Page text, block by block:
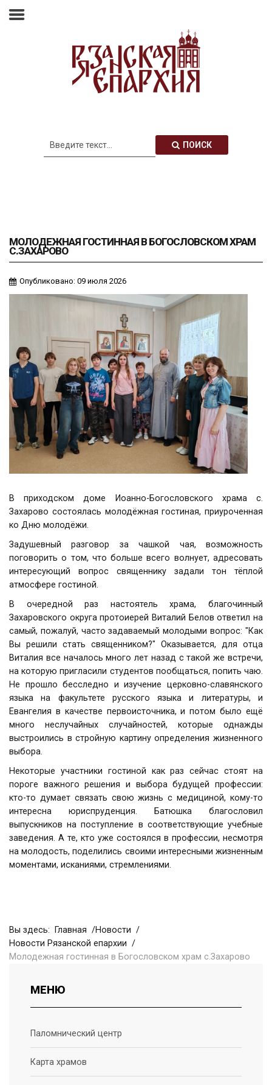
Митрополия ПОИСК
МОЛОДЕЖНАЯ ГОСТИННАЯ В БОГОСЛОВСКОМ ХРАМ
С.ЗАХАРОВО
Опубликовано: 09 июля 2026
В приходском доме Иоанно-Богословского храма с.
Захарово состоялась молодёжная гостиная, приуроченная
ко Дню молодёжи.
Задушевный разговор за чашкой чая, возможность
поговорить о том, что больше всего волнует, адресовать
интересующий вопрос священнику задали тон тёплой
атмосфере гостиной.
В очередной раз настоятель храма, благочинный
Захаровского округа протоиерей Виталий Белов ответил на
самый, пожалуй, часто задаваемый молодыми вопрос: "Как
Вы решили стать священником?" Оказывается, для отца
Виталия все началось много лет назад с такой же встречи,
на которую пригласили студентов пообщаться, попить чаю.
Не прошло бесследно и изучение церковно-славянского
языка на факультете русского языка и литературы, и
Евангелия в качестве первоисточника, и потом было ещё
много неслучайных случайностей, которые однажды
выстроились в стройную картину определения жизненного
выбора.
Некоторые участники гостиной как раз сейчас стоят на
пороге важного решения и выбора будущей профессии:
кто-то думает связать свою жизнь с медициной, кому-то
интересна юриспруденция. Батюшка благословил
выпускников на поступление в соответствующие учебные
заведения. А те, кто уже состоялся в профессии, несмотря
на молодость, поделились своими интересными жизненным
моментами, исканиями, стремлениями.
Вы здесь: Главная
Новости
Новости Рязанской епархии
Молодежная гостинная в Богословском храм с.Захарово
МЕНЮ
Паломнический центр
Карта храмов